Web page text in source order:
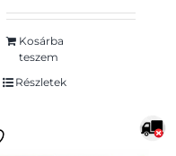
Kosárba
teszem
Részletek